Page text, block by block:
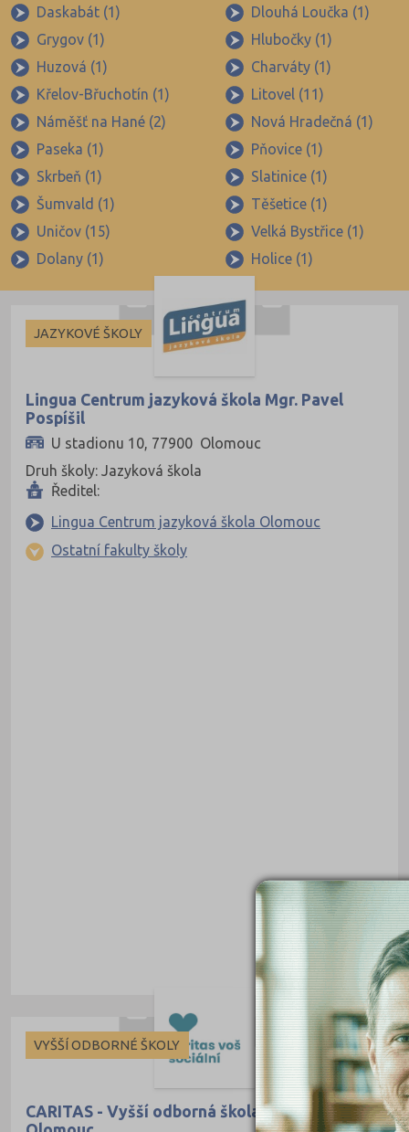
Blansko (88)
Brno-město (317)
Brno-venkov (149)
Bruntál (73)
Břeclav (84)
Česká Lípa (79)
České Budějovice (173)
Český Krumlov (49)
Děčín (106)
Domažlice (49)
Frýdek-Místek (164)
Hradec Králové (139)
Cheb (61)
Chomutov (65)
Chrudim (88)
Jablonec nad Nisou (67)
Mladá Boleslav (96)
Náchod (98)
Daskabát (1)
Dlouhá Loučka (1)
Grygov (1)
Hlubočky (1)
Huzová (1)
Charváty (1)
Křelov-Břuchotín (1)
Litovel (11)
Náměšť na Hané (2)
Nová Hradečná (1)
Paseka (1)
Pňovice (1)
Skrbeň (1)
Slatinice (1)
Šumvald (1)
Těšetice (1)
Uničov (15)
Velká Bystřice (1)
Dolany (1)
Holice (1)
JAZYKOVÉ ŠKOLY
Lingua Centrum jazyková škola Mgr. Pavel
Pospíšil
U stadionu 10, 77900 Olomouc
Druh školy: Jazyková škola
Ředitel:
Lingua Centrum jazyková škola Olomouc
Ostatní fakulty školy
VYŠŠÍ ODBORNÉ ŠKOLY
CARITAS - Vyšší odborná škola sociální